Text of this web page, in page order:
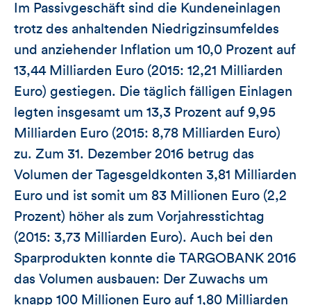
Im Passivgeschäft sind die Kundeneinlagen
trotz des anhaltenden Niedrigzinsumfeldes
und anziehender Inflation um 10,0 Prozent auf
13,44 Milliarden Euro (2015: 12,21 Milliarden
Euro) gestiegen. Die täglich fälligen Einlagen
legten insgesamt um 13,3 Prozent auf 9,95
Milliarden Euro (2015: 8,78 Milliarden Euro)
zu. Zum 31. Dezember 2016 betrug das
Volumen der Tagesgeldkonten 3,81 Milliarden
Euro und ist somit um 83 Millionen Euro (2,2
Prozent) höher als zum Vorjahresstichtag
(2015: 3,73 Milliarden Euro). Auch bei den
Sparprodukten konnte die TARGOBANK 2016
das Volumen ausbauen: Der Zuwachs um
knapp 100 Millionen Euro auf 1,80 Milliarden